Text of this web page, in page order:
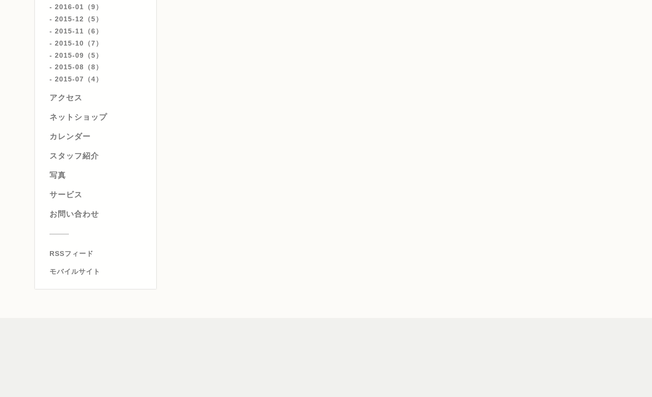
2016-01（9）
2015-12（5）
2015-11（6）
2015-10（7）
2015-09（5）
2015-08（8）
2015-07（4）
アクセス
ネットショップ
カレンダー
スタッフ紹介
写真
サービス
お問い合わせ
RSSフィード
モバイルサイト